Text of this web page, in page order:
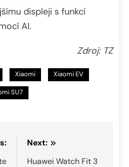
displeji s funkcí
AI.
Zdroj: TZ
Xiaomi Xiaomi EV
SU7
Next:
Huawei Watch Fit 3